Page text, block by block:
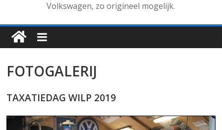
Volkswagen, zo origineel mogelijk.
FOTOGALERIJ
TAXATIEDAG WILP 2019